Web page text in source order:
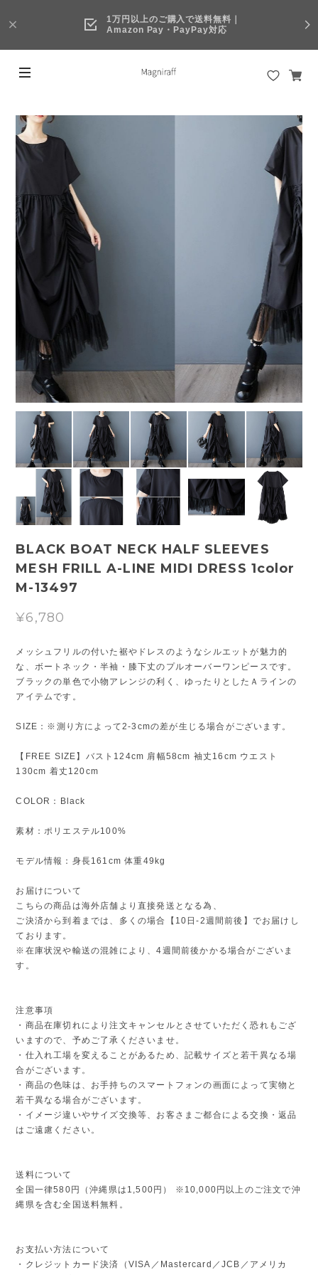
1万円以上のご購入で送料無料｜
Amazon Pay・PayPay対応
BLACK BOAT NECK HALF SLEEVES
MESH FRILL A-LINE MIDI DRESS 1color
M-13497
¥6,780
メッシュフリルの付いた裾やドレスのようなシルエットが魅力的
な、ボートネック・半袖・膝下丈のプルオーバーワンピースです。
ブラックの単色で小物アレンジの利く、ゆったりとしたＡラインの
アイテムです。
SIZE：※測り方によって2-3cmの差が生じる場合がございます。
【FREE SIZE】バスト124cm 肩幅58cm 袖丈16cm ウエスト
130cm 着丈120cm
COLOR：Black
素材：ポリエステル100%
モデル情報：身長161cm 体重49kg
お届けについて
こちらの商品は海外店舗より直接発送となる為、
ご決済から到着までは、多くの場合【10日-2週間前後】でお届けし
ております。
※在庫状況や輸送の混雑により、4週間前後かかる場合がございま
す。
注意事項
・商品在庫切れにより注文キャンセルとさせていただく恐れもござ
いますので、予めご了承くださいませ。
・仕入れ工場を変えることがあるため、記載サイズと若干異なる場
合がございます。
・商品の色味は、お手持ちのスマートフォンの画面によって実物と
若干異なる場合がございます。
・イメージ違いやサイズ交換等、お客さまご都合による交換・返品
はご遠慮ください。
送料について
全国一律580円（沖縄県は1,500円） ※10,000円以上のご注文で沖
縄県を含む全国送料無料。
お支払い方法について
・クレジットカード決済（VISA／Mastercard／JCB／アメリカ